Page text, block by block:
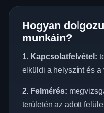
Hogyan
munkáin?
1. Kapcsolatfelvétel:
elküldi a helyszínt és a
2. Felmérés:
területén az adott